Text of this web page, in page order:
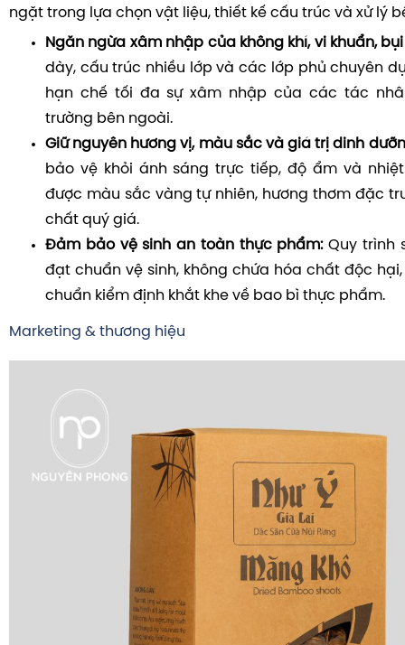
ngặt trong lựa chọn vật liệu, thiết kế cấu trúc và xử lý
Ngăn ngừa xâm nhập của không khí, vi khuẩn,
dày, cấu trúc nhiều lớp và các lớp phủ chuyên
hạn chế tối đa sự xâm nhập của các tác
trường bên ngoài.
Giữ nguyên hương vị, màu sắc và giá trị dinh
bảo vệ khỏi ánh sáng trực tiếp, độ ẩm và
được màu sắc vàng tự nhiên, hương thơm đặc
chất quý giá.
Đảm bảo vệ sinh an toàn thực phẩm:Quy trình
đạt chuẩn vệ sinh, không chứa hóa chất độc
chuẩn kiểm định khắt khe về bao bì thực phẩm.
Marketing & thương hiệu